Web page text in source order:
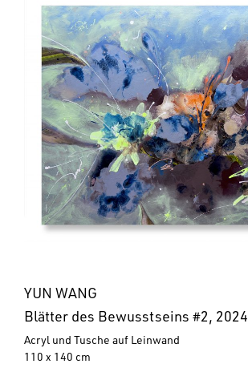
YUN WANG
Blätter des Bewusstseins #2, 2024
Acryl und Tusche auf Leinwand
110 x 140 cm